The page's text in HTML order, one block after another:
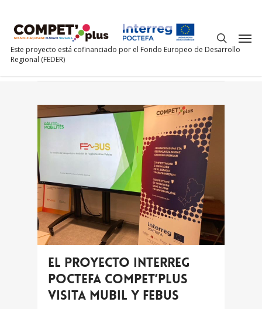
Este proyecto está cofinanciado por el Fondo Europeo de Desarrollo
Regional (FEDER)
All Posts By
competplus
El proyecto Interreg
POCTEFA COMPET’plus
visita MUBIL y FEBUS